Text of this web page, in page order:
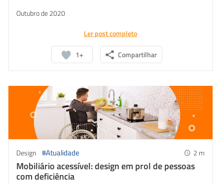
Outubro de 2020
1+ Compartilhar
Ler post completo
Design #Atualidade 2 m
Mobiliário acessível: design em prol de pessoas
com deficiência